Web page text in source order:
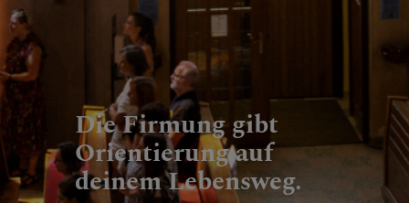
Die Firmung gibt
Orientierung auf
deinem Lebensweg.